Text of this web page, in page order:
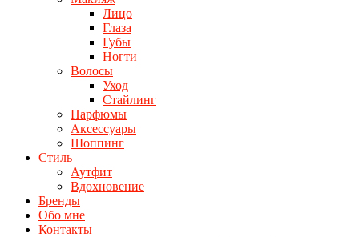
Лицо
Глаза
Губы
Ногти
Волосы
Уход
Стайлинг
Парфюмы
Аксессуары
Шоппинг
Стиль
Аутфит
Вдохновение
Бренды
Обо мне
Контакты